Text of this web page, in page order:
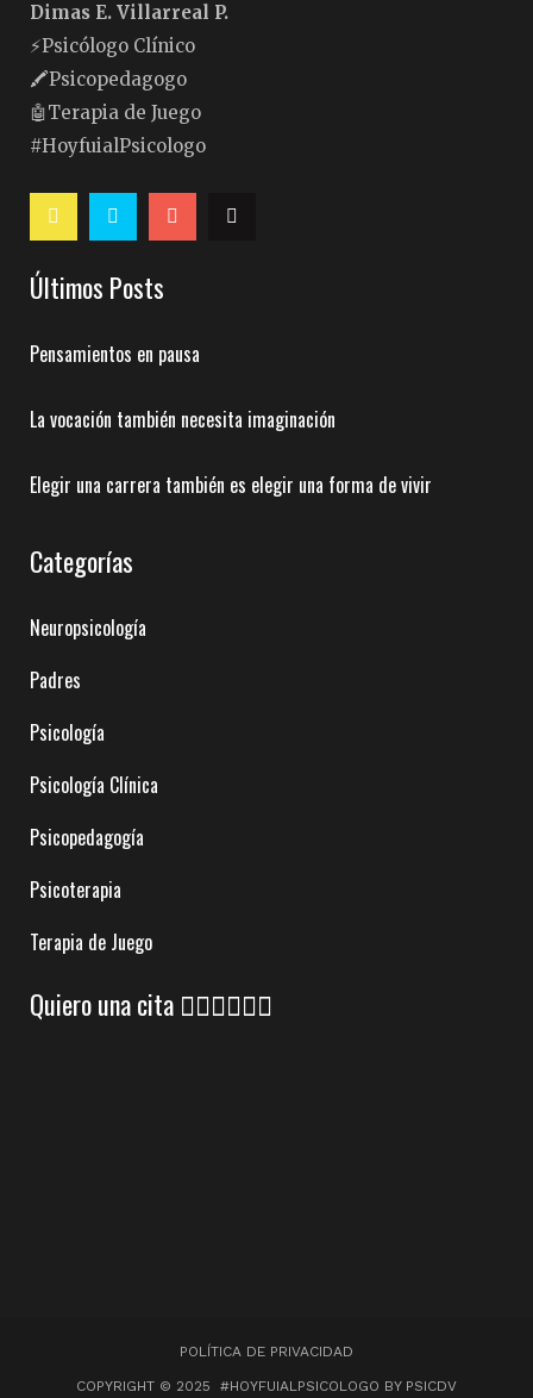
Dimas E. Villarreal P.
⚡️Psicólogo Clínico
🖍Psicopedagogo
🤖Terapia de Juego
#HoyfuialPsicologo
Últimos Posts
Pensamientos en pausa
La vocación también necesita imaginación
Elegir una carrera también es elegir una forma de vivir
Categorías
Neuropsicología
Padres
Psicología
Psicología Clínica
Psicopedagogía
Psicoterapia
Terapia de Juego
Quiero una cita 👇🏼👇🏼👇🏼
POLÍTICA DE PRIVACIDAD
COPYRIGHT © 2025 #HOYFUIALPSICOLOGO BY PSICDV